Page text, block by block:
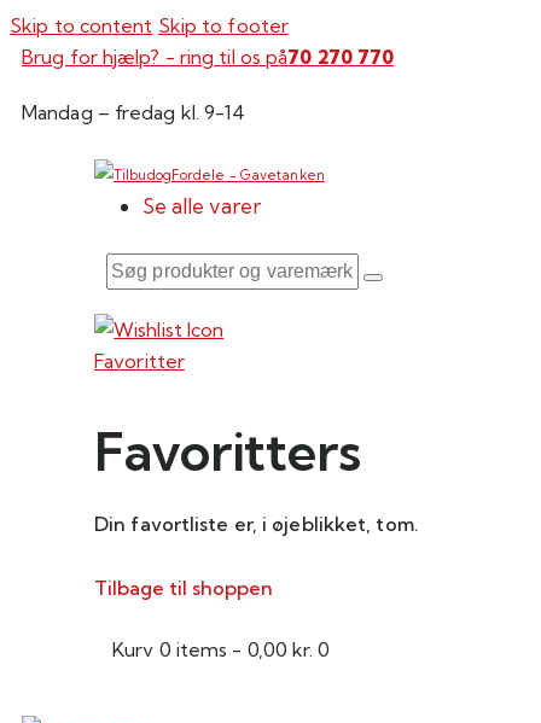
Skip to content Skip to footer
Brug for hjælp? - ring til os på70 270 770
Mandag – fredag kl. 9-14
Se alle varer
Søg
og
varemærker
Favoritter
Favoritters
Din favortliste er, i øjeblikket, tom.
Tilbage til shoppen
Kurv 0 items - 0,00 kr. 0